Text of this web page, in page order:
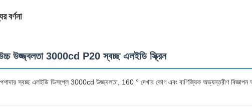
বর্ণনা
উজ্জ্বলতা 3000cd P20 স্বচ্ছ এলইডি স্ক্রিন
স্বচ্ছ এলইডি ডিসপ্লে 3000cd উজ্জ্বলতা, 160 ° দেখার কোণ এবং বাণিজ্যিক অভ্যন্তরীণ